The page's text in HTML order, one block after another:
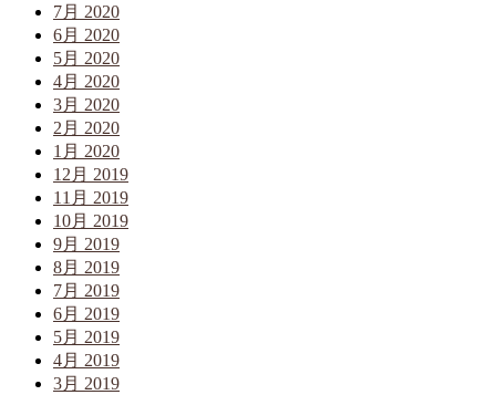
7月 2020
6月 2020
5月 2020
4月 2020
3月 2020
2月 2020
1月 2020
12月 2019
11月 2019
10月 2019
9月 2019
8月 2019
7月 2019
6月 2019
5月 2019
4月 2019
3月 2019